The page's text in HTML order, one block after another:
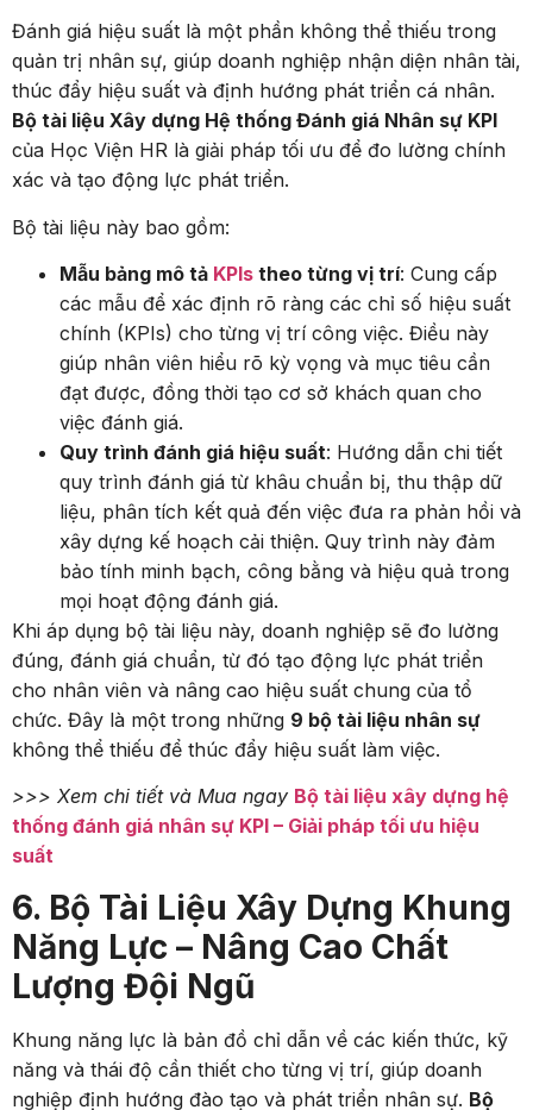
Đánh giá hiệu suất là một phần không thể thiếu trong
quản trị nhân sự, giúp doanh nghiệp nhận diện nhân tài,
thúc đẩy hiệu suất và định hướng phát triển cá nhân.
Bộ tài liệu Xây dựng Hệ thống Đánh giá Nhân sự KPI
của Học Viện HR là giải pháp tối ưu để đo lường chính
xác và tạo động lực phát triển.
Bộ tài liệu này bao gồm:
Mẫu bảng mô tả KPIs theo từng vị trí: Cung cấp
các mẫu để xác định rõ ràng các chỉ số hiệu suất
chính (KPIs) cho từng vị trí công việc. Điều này
giúp nhân viên hiểu rõ kỳ vọng và mục tiêu cần
đạt được, đồng thời tạo cơ sở khách quan cho
việc đánh giá.
Quy trình đánh giá hiệu suất: Hướng dẫn chi tiết
quy trình đánh giá từ khâu chuẩn bị, thu thập dữ
liệu, phân tích kết quả đến việc đưa ra phản hồi và
xây dựng kế hoạch cải thiện. Quy trình này đảm
bảo tính minh bạch, công bằng và hiệu quả trong
mọi hoạt động đánh giá.
Khi áp dụng bộ tài liệu này, doanh nghiệp sẽ đo lường
đúng, đánh giá chuẩn, từ đó tạo động lực phát triển
cho nhân viên và nâng cao hiệu suất chung của tổ
chức. Đây là một trong những 9 bộ tài liệu nhân sự
không thể thiếu để thúc đẩy hiệu suất làm việc.
>>> Xem chi tiết và Mua ngay Bộ tài liệu xây dựng hệ
thống đánh giá nhân sự KPI – Giải pháp tối ưu hiệu
suất
6. Bộ Tài Liệu Xây Dựng Khung
Năng Lực – Nâng Cao Chất
Lượng Đội Ngũ
Khung năng lực là bản đồ chỉ dẫn về các kiến thức, kỹ
năng và thái độ cần thiết cho từng vị trí, giúp doanh
nghiệp định hướng đào tạo và phát triển nhân sự. Bộ